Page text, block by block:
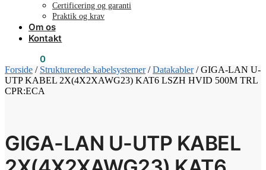
Certificering og garanti
Praktik og krav
Om os
Kontakt
0
Forside / Strukturerede kabelsystemer/Datakabler/GIGA-LAN U-
UTP KABEL 2X(4X2XAWG23) KAT6 LSZH HVID 500M TRL
CPR:ECA
GIGA-LAN U-UTP KABEL